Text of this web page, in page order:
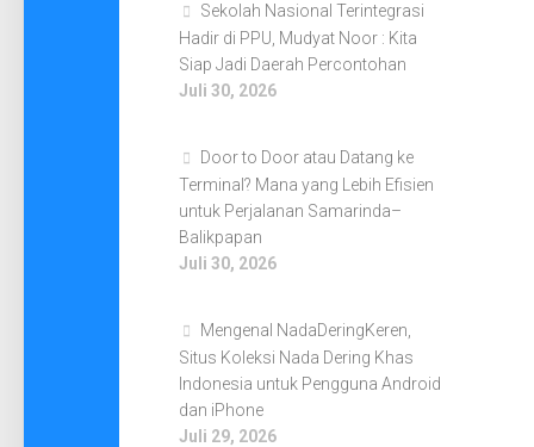
Sekolah Nasional Terintegrasi
Hadir di PPU, Mudyat Noor : Kita
Siap Jadi Daerah Percontohan
Juli 30, 2026
Door to Door atau Datang ke
Terminal? Mana yang Lebih Efisien
untuk Perjalanan Samarinda–
Balikpapan
Juli 30, 2026
Mengenal NadaDeringKeren,
Situs Koleksi Nada Dering Khas
Indonesia untuk Pengguna Android
dan iPhone
Juli 29, 2026